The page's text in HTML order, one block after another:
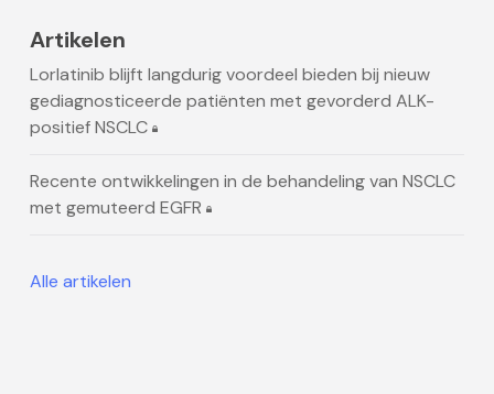
Artikelen
Lorlatinib blijft langdurig voordeel bieden bij nieuw
gediagnosticeerde patiënten met gevorderd ALK-
positief NSCLC
Recente ontwikkelingen in de behandeling van NSCLC
met gemuteerd EGFR
Alle artikelen